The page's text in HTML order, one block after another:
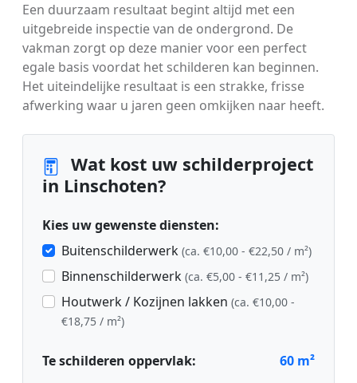
Een duurzaam resultaat begint altijd met een
uitgebreide inspectie van de ondergrond. De
vakman zorgt op deze manier voor een perfect
egale basis voordat het schilderen kan beginnen.
Het uiteindelijke resultaat is een strakke, frisse
afwerking waar u jaren geen omkijken naar heeft.
Wat kost uw schilderproject
in Linschoten?
Kies uw gewenste diensten:
Buitenschilderwerk (ca. €10,00 - €22,50 / m²)
Binnenschilderwerk (ca. €5,00 - €11,25 / m²)
Houtwerk / Kozijnen lakken (ca. €10,00 -
€18,75 / m²)
Te schilderen oppervlak: 60 m²